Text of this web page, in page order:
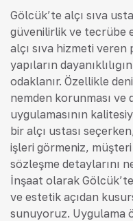
Gölcük’te alçı sıva
güvenilirlik ve tecrübe
alçı sıva hizmeti
yapıların
odaklanır. Özellikle
nemden korunması ve
uygulamasının
bir alçı ustası
işleri görmeniz, müşteri
sözleşme detaylarını
İnşaat olarak
ve estetik açıdan
sunuyoruz. Uygulama